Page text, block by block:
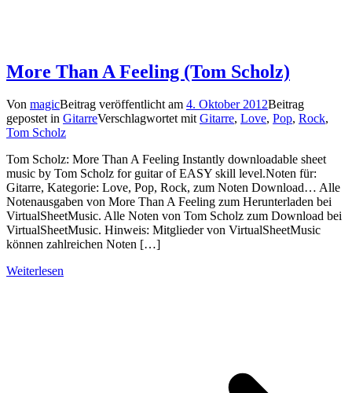
More Than A Feeling (Tom Scholz)
Von magicBeitrag veröffentlicht am 4. Oktober 2012Beitrag
gepostet in GitarreVerschlagwortet mitGitarre, Love, Pop, Rock,
Tom Scholz
Tom Scholz: More Than A Feeling Instantly downloadable sheet
music by Tom Scholz for guitar of EASY skill level.Noten für:
Gitarre, Kategorie: Love, Pop, Rock, zum Noten Download… Alle
Notenausgaben von More Than A Feeling zum Herunterladen bei
VirtualSheetMusic. Alle Noten von Tom Scholz zum Download bei
VirtualSheetMusic. Hinweis: Mitglieder von VirtualSheetMusic
können zahlreichen Noten […]
Weiterlesen